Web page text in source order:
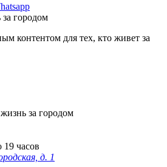
городом
контентом для тех, кто живет за
за городом
часов
д. 1